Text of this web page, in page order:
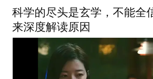
科学的尽头是玄学，不能全
来深度解读原因